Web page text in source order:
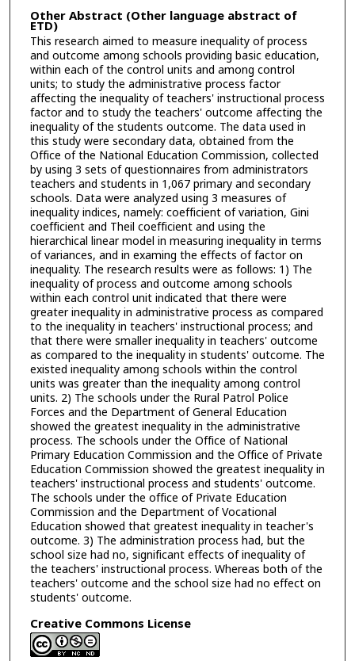
Other Abstract (Other language abstract of
ETD)
This research aimed to measure inequality of process
and outcome among schools providing basic education,
within each of the control units and among control
units; to study the administrative process factor
affecting the inequality of teachers' instructional process
factor and to study the teachers' outcome affecting the
inequality of the students outcome. The data used in
this study were secondary data, obtained from the
Office of the National Education Commission, collected
by using 3 sets of questionnaires from administrators
teachers and students in 1,067 primary and secondary
schools. Data were analyzed using 3 measures of
inequality indices, namely: coefficient of variation, Gini
coefficient and Theil coefficient and using the
hierarchical linear model in measuring inequality in terms
of variances, and in examing the effects of factor on
inequality. The research results were as follows: 1) The
inequality of process and outcome among schools
within each control unit indicated that there were
greater inequality in administrative process as compared
to the inequality in teachers' instructional process; and
that there were smaller inequality in teachers' outcome
as compared to the inequality in students' outcome. The
existed inequality among schools within the control
units was greater than the inequality among control
units. 2) The schools under the Rural Patrol Police
Forces and the Department of General Education
showed the greatest inequality in the administrative
process. The schools under the Office of National
Primary Education Commission and the Office of Private
Education Commission showed the greatest inequality in
teachers' instructional process and students' outcome.
The schools under the office of Private Education
Commission and the Department of Vocational
Education showed that greatest inequality in teacher's
outcome. 3) The administration process had, but the
school size had no, significant effects of inequality of
the teachers' instructional process. Whereas both of the
teachers' outcome and the school size had no effect on
students' outcome.
Creative Commons License